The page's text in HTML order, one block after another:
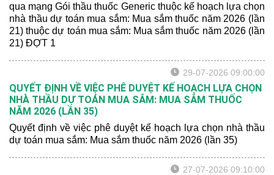
qua mạng Gói thầu thuốc Generic thuộc kế hoạch lựa chọn
nhà thầu dự toán mua sắm: Mua sắm thuốc năm 2026 (lần
21) thuộc dự toán mua sắm: Mua sắm thuốc năm 2026 (lần
21) ĐỢT 1
29-07-2026 09:00:00
QUYẾT ĐỊNH VỀ VIỆC PHÊ DUYỆT KẾ HOẠCH LỰA CHỌN
NHÀ THẦU DỰ TOÁN MUA SẮM: MUA SẮM THUỐC
NĂM 2026 (LẦN 35)
Quyết định về việc phê duyệt kế hoạch lựa chọn nhà thầu
dự toán mua sắm: Mua sắm thuốc năm 2026 (lần 35)
27-07-2026 09:10:00